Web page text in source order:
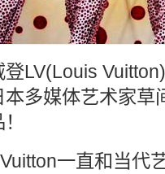
登LV(Louis
本多媒体艺术家草
一直和当代